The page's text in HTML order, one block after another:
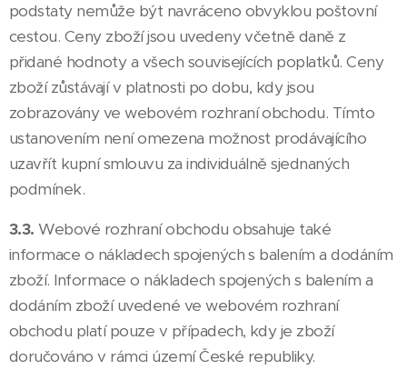
podstaty nemůže být navráceno obvyklou poštovní
cestou. Ceny zboží jsou uvedeny včetně daně z
přidané hodnoty a všech souvisejících poplatků. Ceny
zboží zůstávají v platnosti po dobu, kdy jsou
zobrazovány ve webovém rozhraní obchodu. Tímto
ustanovením není omezena možnost prodávajícího
uzavřít kupní smlouvu za individuálně sjednaných
podmínek.
3.3.Webové rozhraní obchodu obsahuje také
informace o nákladech spojených s balením a dodáním
zboží. Informace o nákladech spojených s balením a
dodáním zboží uvedené ve webovém rozhraní
obchodu platí pouze v případech, kdy je zboží
doručováno v rámci území České republiky.